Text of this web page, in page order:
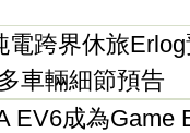
電跨界休旅
車輛細節預告
EV6成為Game